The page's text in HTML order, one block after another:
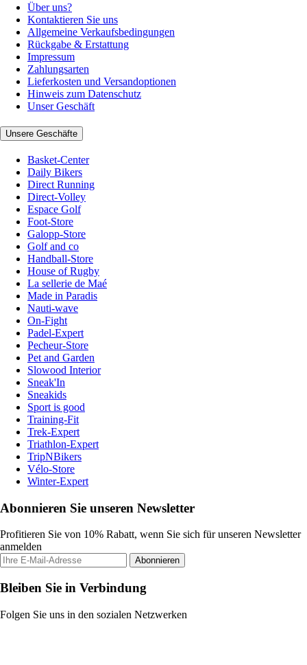
Über uns?
Kontaktieren Sie uns
Allgemeine Verkaufsbedingungen
Rückgabe & Erstattung
Impressum
Zahlungsarten
Lieferkosten und Versandoptionen
Hinweis zum Datenschutz
Unser Geschäft
Unsere Geschäfte
Basket-Center
Daily Bikers
Direct Running
Direct-Volley
Espace Golf
Foot-Store
Galopp-Store
Golf and co
Handball-Store
House of Rugby
La sellerie de Maé
Made in Paradis
Nauti-wave
On-Fight
Padel-Expert
Pecheur-Store
Pet and Garden
Slowood Interior
Sneak'In
Sneakids
Sport is good
Training-Fit
Trek-Expert
Triathlon-Expert
TripNBikers
Vélo-Store
Winter-Expert
Abonnieren Sie unseren Newsletter
Profitieren Sie von 10% Rabatt, wenn Sie sich für unseren Newsletter
anmelden
Abonnieren
Bleiben Sie in Verbindung
Folgen Sie uns in den sozialen Netzwerken